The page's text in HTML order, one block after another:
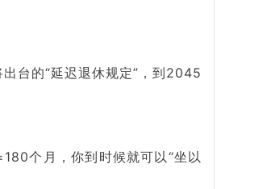
台的“延迟退休规定”，到2045
个月，你到时候就可以“坐以